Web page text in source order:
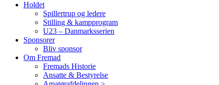
Holdet
Spillertrup og ledere
Stilling & kampprogram
U23 – Danmarksserien
Sponsorer
Bliv sponsor
Om Fremad
Fremads Historie
Ansatte & Bestyrelse